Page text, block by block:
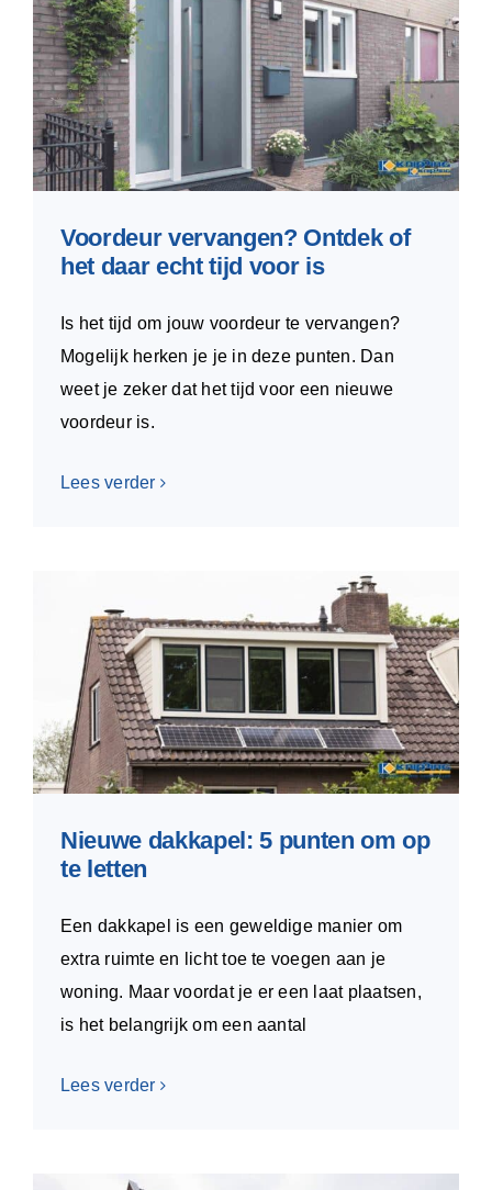
Voordeur vervangen? Ontdek of
het daar echt tijd voor is
Is het tijd om jouw voordeur te vervangen?
Mogelijk herken je je in deze punten. Dan
weet je zeker dat het tijd voor een nieuwe
voordeur is.
Lees verder
Nieuwe dakkapel: 5 punten om op
te letten
Een dakkapel is een geweldige manier om
extra ruimte en licht toe te voegen aan je
woning. Maar voordat je er een laat plaatsen,
is het belangrijk om een aantal
Lees verder